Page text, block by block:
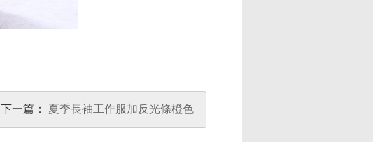
下一篇： 夏季長袖工作服加反光條橙色